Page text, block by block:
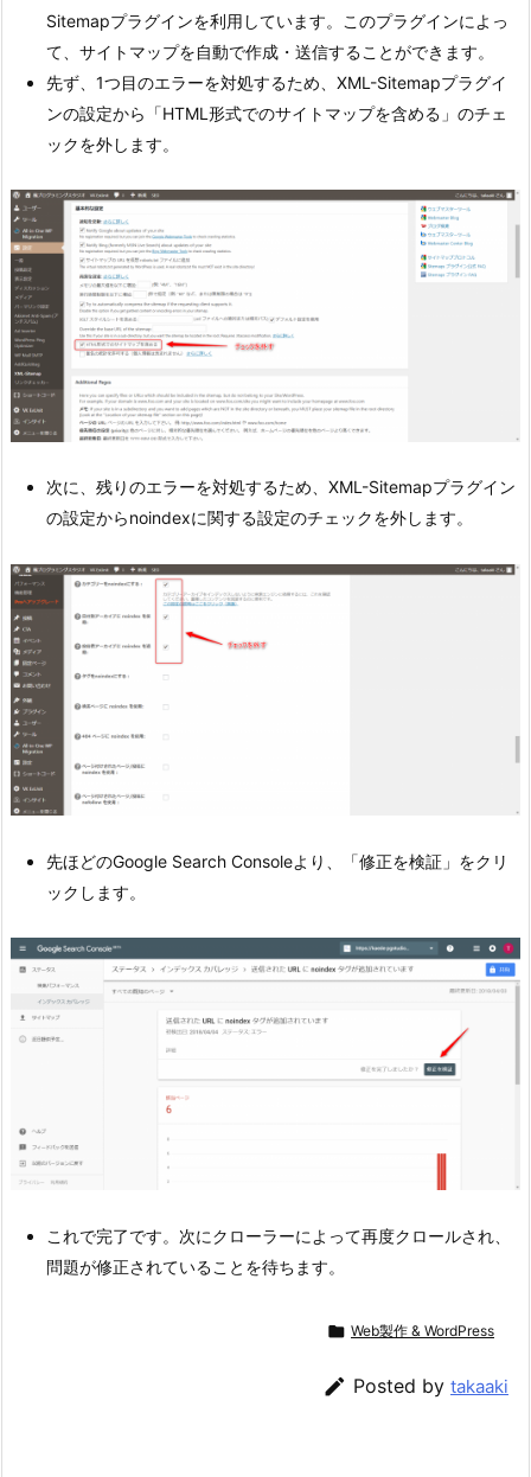
Sitemapプラグインを利用しています。このプラグインによっ
て、サイトマップを自動で作成・送信することができます。
先ず、1つ目のエラーを対処するため、XML-Sitemapプラグイ
ンの設定から「HTML形式でのサイトマップを含める」のチェ
ックを外します。
次に、残りのエラーを対処するため、XML-Sitemapプラグイン
の設定からnoindexに関する設定のチェックを外します。
先ほどのGoogle Search Consoleより、「修正を検証」をクリ
ックします。
これで完了です。次にクローラーによって再度クロールされ、
問題が修正されていることを待ちます。
 Web製作 & WordPress
 Posted by takaaki